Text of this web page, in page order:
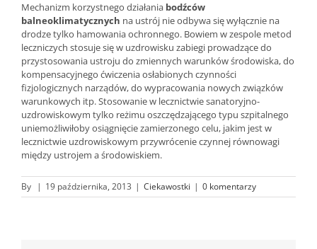
Mechanizm korzystnego działania bodźców
balneoklimatycznych na ustrój nie odbywa się wyłącznie na
drodze tylko hamowania ochronnego. Bowiem w zespole metod
leczniczych stosuje się w uzdrowisku zabiegi prowadzące do
przystosowania ustroju do zmiennych warunków środowiska, do
kompensacyjnego ćwiczenia osłabionych czynności
fizjologicznych narządów, do wypracowania nowych związków
warunkowych itp. Stosowanie w lecznictwie sanatoryjno-
uzdrowiskowym tylko reżimu oszczędzającego typu szpitalnego
uniemożliwiłoby osiągnięcie zamierzonego celu, jakim jest w
lecznictwie uzdrowiskowym przywrócenie czynnej równowagi
między ustrojem a środowiskiem.
By | 19 października, 2013 | Ciekawostki | 0 komentarzy